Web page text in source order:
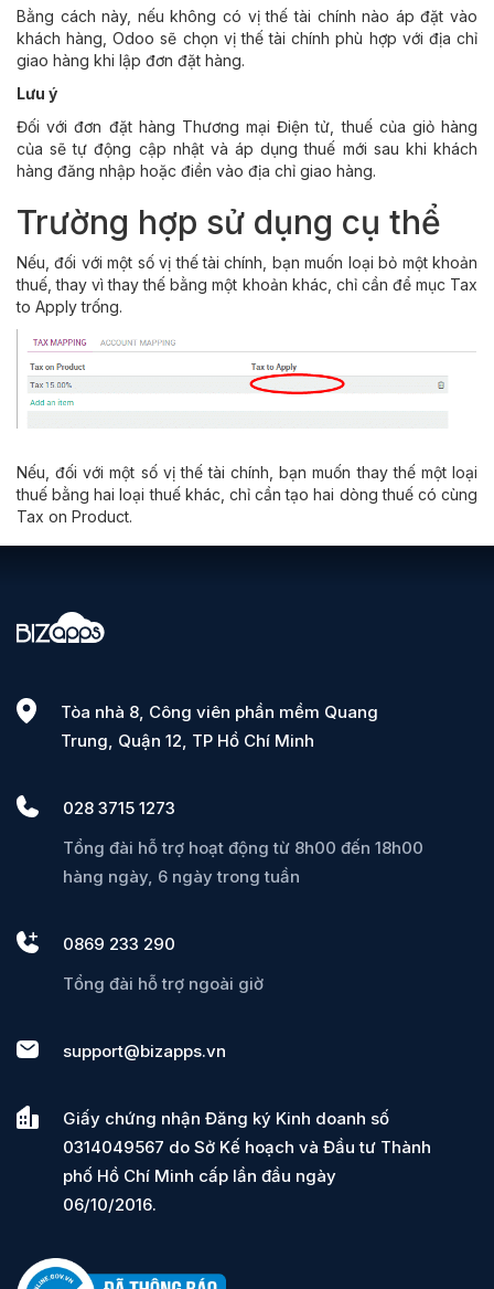
Bằng cách này, nếu không có vị thế tài chính nào áp đặt vào
khách hàng, Odoo sẽ chọn vị thế tài chính phù hợp với địa chỉ
giao hàng khi lập đơn đặt hàng.
Lưu ý
Đối với đơn đặt hàng Thương mại Điện tử, thuế của giỏ hàng
của sẽ tự động cập nhật và áp dụng thuế mới sau khi khách
hàng đăng nhập hoặc điền vào địa chỉ giao hàng.
Trường hợp sử dụng cụ thể
Nếu, đối với một số vị thế tài chính, bạn muốn loại bỏ một khoản
thuế, thay vì thay thế bằng một khoản khác, chỉ cần để mục Tax
to Apply trống.
Nếu, đối với một số vị thế tài chính, bạn muốn thay thế một loại
thuế bằng hai loại thuế khác, chỉ cần tạo hai dòng thuế có cùng
Tax on Product.
Tòa nhà 8, Công viên phần mềm Quang
Trung, Quận 12, TP Hồ Chí Minh
028 3715 1273
Tổng đài hỗ trợ hoạt động từ 8h00 đến 18h00
hàng ngày, 6 ngày trong tuần
0869 233 290
Tổng đài hỗ trợ ngoài giờ
support@bizapps.vn
Giấy chứng nhận Đăng ký Kinh doanh số
0314049567 do Sở Kế hoạch và Đầu tư Thành
phố Hồ Chí Minh cấp lần đầu ngày
06/10/2016.